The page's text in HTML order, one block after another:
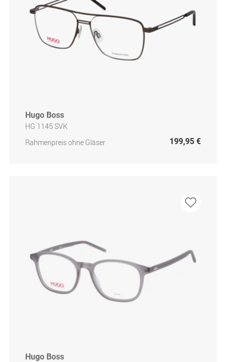
Hugo Boss
HG 1145 SVK
Rahmenpreis ohne Gläser
199,95 €
Hugo Boss